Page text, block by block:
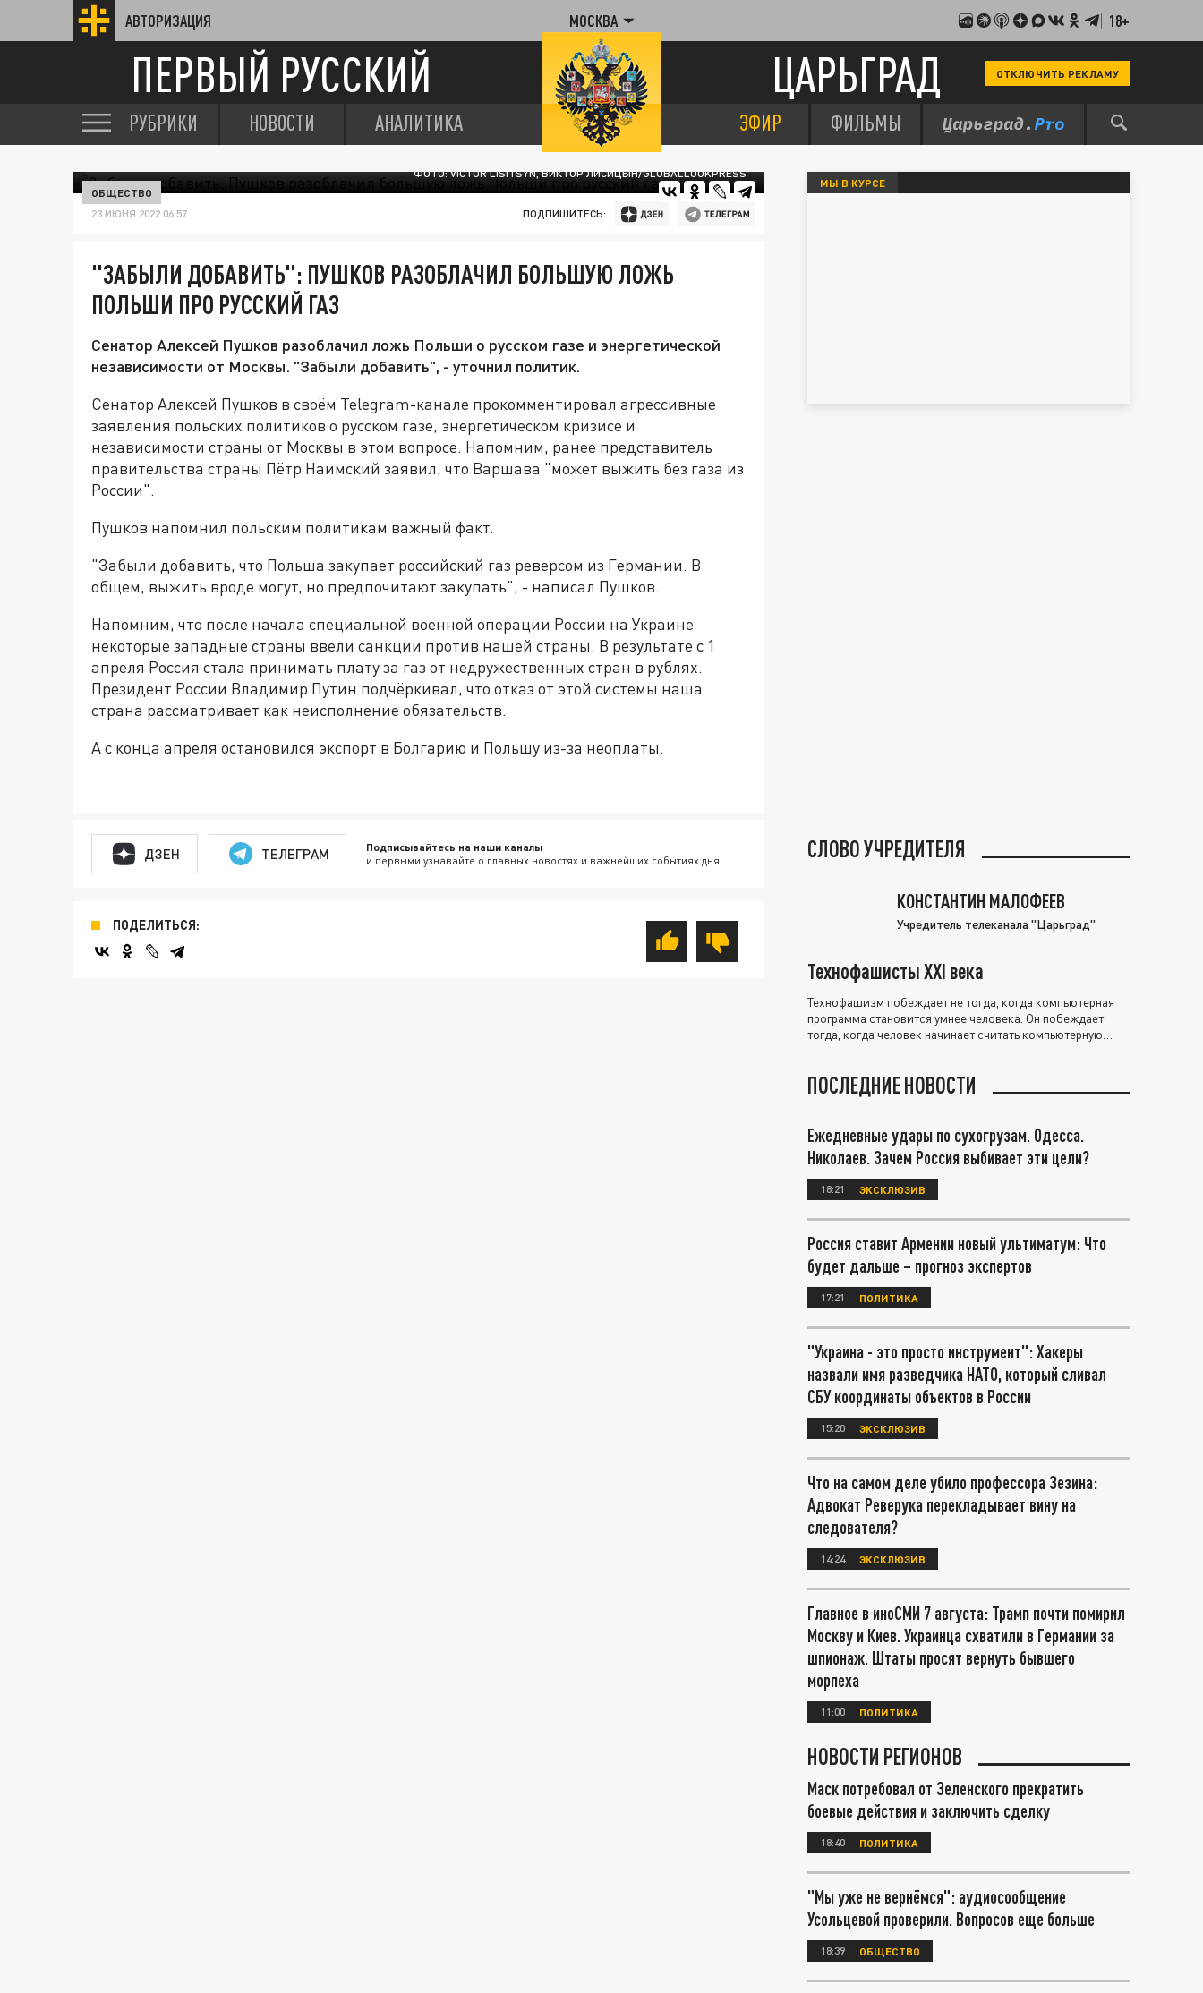
АВТОРИЗАЦИЯ МОСКВА 18+
ПЕРВЫЙ РУССКИЙ ЦАРЬГРАД ОТКЛЮЧИТЬ РЕКЛАМУ
РУБРИКИ НОВОСТИ АНАЛИТИКА ЭФИР ФИЛЬМЫ
ФОТО: VICTOR LISITSYN, ВИКТОР ЛИСИЦЫН/GLOBALLOOKPRESS
ОБЩЕСТВО
23 ИЮНЯ 2022 06:57 ПОДПИШИТЕСЬ:
"ЗАБЫЛИ ДОБАВИТЬ": ПУШКОВ РАЗОБЛАЧИЛ БОЛЬШУЮ ЛОЖЬ
ПОЛЬШИ ПРО РУССКИЙ ГАЗ
Сенатор Алексей Пушков разоблачил ложь Польши о русском газе и энергетической
независимости от Москвы. "Забыли добавить", - уточнил политик.
Сенатор Алексей Пушков в своём Telegram-канале прокомментировал агрессивные
заявления польских политиков о русском газе, энергетическом кризисе и
независимости страны от Москвы в этом вопросе. Напомним, ранее представитель
правительства страны Пётр Наимский заявил, что Варшава "может выжить без газа из
России".
Пушков напомнил польским политикам важный факт.
"Забыли добавить, что Польша закупает российский газ реверсом из Германии. В
общем, выжить вроде могут, но предпочитают закупать", - написал Пушков.
Напомним, что после начала специальной военной операции России на Украине
некоторые западные страны ввели санкции против нашей страны. В результате с 1
апреля Россия стала принимать плату за газ от недружественных стран в рублях.
Президент России Владимир Путин подчёркивал, что отказ от этой системы наша
страна рассматривает как неисполнение обязательств.
А с конца апреля остановился экспорт в Болгарию и Польшу из-за неоплаты.
ДЗЕН ТЕЛЕГРАМ Подписывайтесь на наши каналы
и первыми узнавайте о главных новостях и важнейших событиях дня.
ПОДЕЛИТЬСЯ:
МЫ В КУРСЕ
СЛОВО УЧРЕДИТЕЛЯ
КОНСТАНТИН МАЛОФЕЕВ
Учредитель телеканала "Царьград"
Технофашисты XXI века
Технофашизм побеждает не тогда, когда компьютерная
программа становится умнее человека. Он побеждает
тогда, когда человек начинает считать компьютерную
ПОСЛЕДНИЕ НОВОСТИ
Ежедневные удары по сухогрузам. Одесса.
Николаев. Зачем Россия выбивает эти цели?
18:21 ЭКСКЛЮЗИВ
Россия ставит Армении новый ультиматум: Что
будет дальше – прогноз экспертов
17:21 ПОЛИТИКА
"Украина - это просто инструмент": Хакеры
назвали имя разведчика НАТО, который сливал
СБУ координаты объектов в России
15:20 ЭКСКЛЮЗИВ
Что на самом деле убило профессора Зезина:
Адвокат Реверука перекладывает вину на
следователя?
14:24 ЭКСКЛЮЗИВ
Главное в иноСМИ 7 августа: Трамп почти помирил
Москву и Киев. Украинца схватили в Германии за
шпионаж. Штаты просят вернуть бывшего
морпеха
11:00 ПОЛИТИКА
НОВОСТИ РЕГИОНОВ
Маск потребовал от Зеленского прекратить
боевые действия и заключить сделку
18:40 ПОЛИТИКА
"Мы уже не вернёмся": аудиосообщение
Усольцевой проверили. Вопросов еще больше
18:39 ОБЩЕСТВО